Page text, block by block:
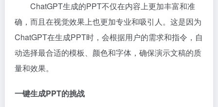
ChatGPT生成的PPT不仅在内容上更加丰富和准
确，而且在视觉效果上也更加专业和吸引人。这是因为
ChatGPT在生成PPT时，会根据用户的需求和指令，自
动选择最合适的模板、颜色和字体，确保演示文稿的质
量和效果。
一键生成PPT的挑战